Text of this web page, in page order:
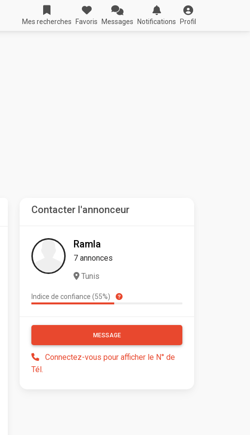
Mes recherches Favoris Messages Notifications Profil
Contacter l'annonceur
Ramla
7 annonces
Tunis
Indice de confiance (55%)
MESSAGE
Connectez-vous pour afficher le N° de
Tél.